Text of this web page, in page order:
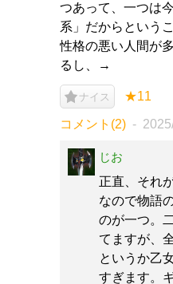
つあって、一つは
系」だからという
性格の悪い人間が
るし、→
ナイス ★11
コメント(2)
じお
正直、それ
なので物語
のが一つ。
てますが、
というか乙
すぎます。